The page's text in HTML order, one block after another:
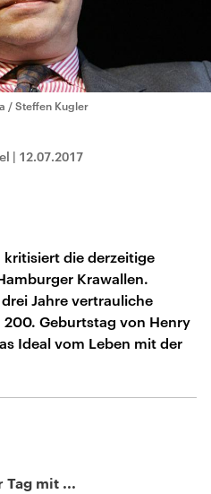
/ Steffen Kugler
| 12.07.2017
kritisiert die derzeitige
Krawallen.
Jahre vertrauliche
Geburtstag von Henry
Ideal vom Leben mit der
Tag mit ...